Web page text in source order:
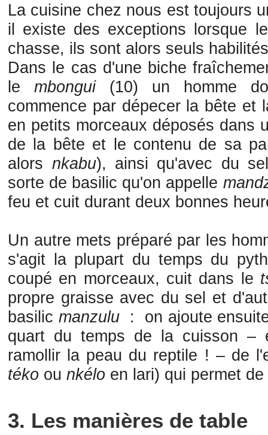
La cuisine chez nous est toujours
il existe des exceptions lorsque
chasse, ils sont alors seuls
Dans le cas d'une biche
lembongui (10) un homme
commence par dépecer la bête et
en petits morceaux déposés dans
de la bête et le contenu de sa
alors nkabu), ainsi qu'avec du
sorte de basilic qu'on appelle
feu et cuit durant deux bonnes
Un autre mets préparé par les
s'agit la plupart du temps du
coupé en morceaux, cuit dans le
propre graisse avec du sel et
basilic manzulu: on ajoute ensuite
quart du temps de la cuisson –
ramollir la peau du reptile ! – de
téko ounkélo en lari) qui permet
3. Les manières de table